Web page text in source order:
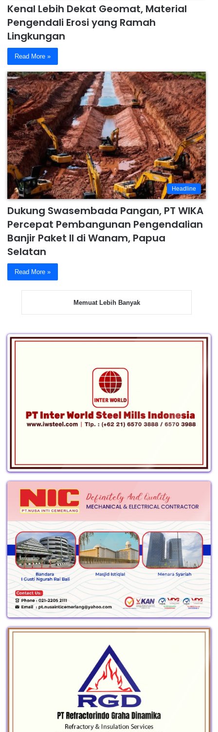
Kenal Lebih Dekat Geomat, Material
Pengendali Erosi yang Ramah
Lingkungan
Read More »
Headline
Dukung Swasembada Pangan, PT WIKA
Percepat Pembangunan Pengendalian
Banjir Paket II di Wanam, Papua
Selatan
Read More »
Memuat Lebih Banyak